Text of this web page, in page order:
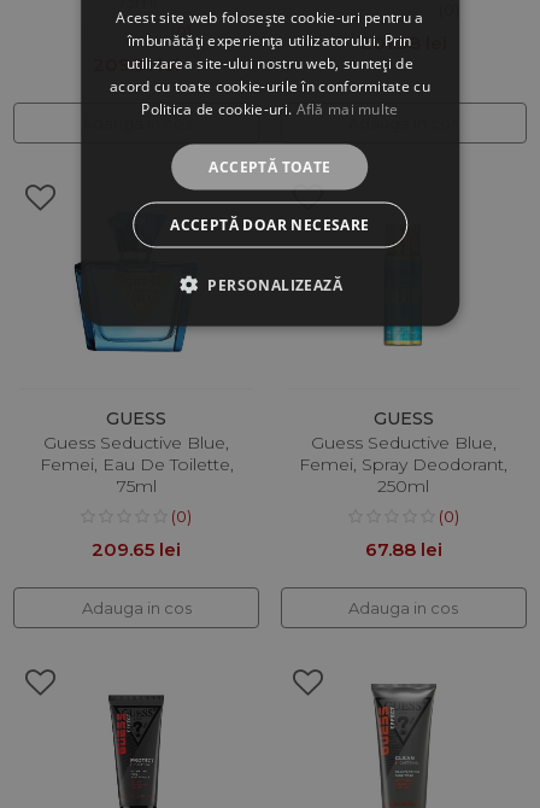
(0)
209.31 lei
201.38 lei
GUESS
Guess Seductive Blue,
Femei, Eau De Toilette,
75ml
(0)
209.65 lei
Adauga in cos
GUESS
Guess Seductive Blue,
Femei, Spray Deodorant,
250ml
(0)
67.88 lei
Adauga in cos
Acest site web folosește cookie-uri pentru a
îmbunătăți experiența utilizatorului. Prin
utilizarea site-ului nostru web, sunteți de
acord cu toate cookie-urile în conformitate cu
Politica de cookie-uri. Află mai multe
ACCEPTĂ TOATE
ACCEPTĂ DOAR NECESARE
PERSONALIZEAZĂ